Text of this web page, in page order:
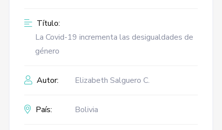
Título:
La Covid-19 incrementa las desigualdades de
género
Autor: Elizabeth Salguero C.
País: Bolivia